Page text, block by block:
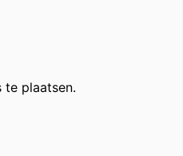
plaatsen.